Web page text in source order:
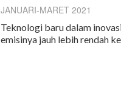
JANUARI-MARET 2021
Teknologi baru dalam
emisinya jauh lebih rendah